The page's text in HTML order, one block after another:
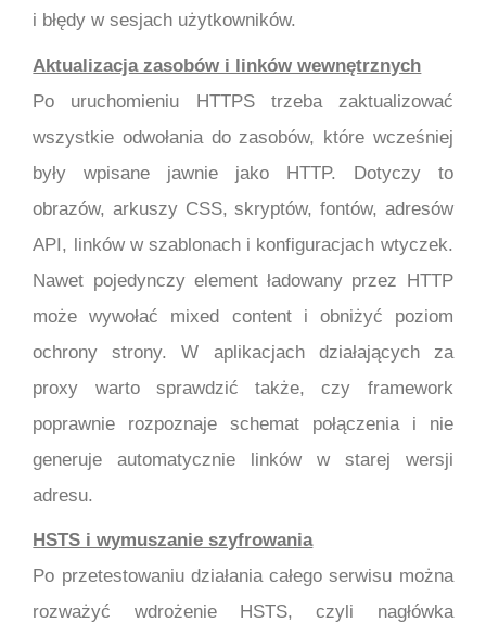
i błędy w sesjach użytkowników.
Aktualizacja zasobów i linków wewnętrznych
Po uruchomieniu HTTPS trzeba zaktualizować
wszystkie odwołania do zasobów, które wcześniej
były wpisane jawnie jako HTTP. Dotyczy to
obrazów, arkuszy CSS, skryptów, fontów, adresów
API, linków w szablonach i konfiguracjach wtyczek.
Nawet pojedynczy element ładowany przez HTTP
może wywołać mixed content i obniżyć poziom
ochrony strony. W aplikacjach działających za
proxy warto sprawdzić także, czy framework
poprawnie rozpoznaje schemat połączenia i nie
generuje automatycznie linków w starej wersji
adresu.
HSTS i wymuszanie szyfrowania
Po przetestowaniu działania całego serwisu można
rozważyć wdrożenie HSTS, czyli nagłówka